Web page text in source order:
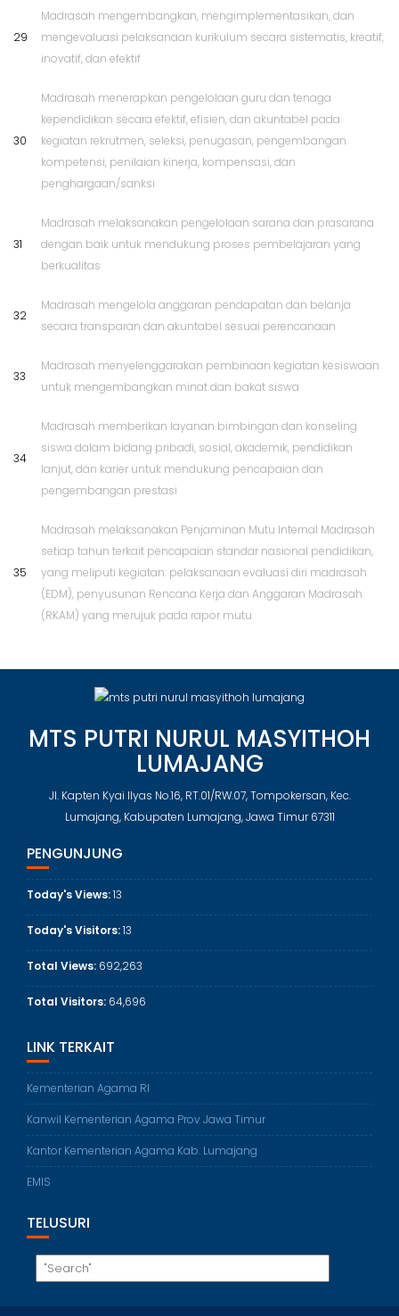
29
Madrasah mengembangkan, mengimplementasikan, dan
mengevaluasi pelaksanaan kurikulum secara sistematis, kreatif,
inovatif, dan efektif
30
Madrasah menerapkan pengelolaan guru dan tenaga
kependidikan secara efektif, efisien, dan akuntabel pada
kegiatan rekrutmen, seleksi, penugasan, pengembangan
kompetensi, penilaian kinerja, kompensasi, dan
penghargaan/sanksi
31
Madrasah melaksanakan pengelolaan sarana dan prasarana
dengan baik untuk mendukung proses pembelajaran yang
berkualitas
32
Madrasah mengelola anggaran pendapatan dan belanja
secara transparan dan akuntabel sesuai perencanaan
33
Madrasah menyelenggarakan pembinaan kegiatan kesiswaan
untuk mengembangkan minat dan bakat siswa
34
Madrasah memberikan layanan bimbingan dan konseling
siswa dalam bidang pribadi, sosial, akademik, pendidikan
lanjut, dan karier untuk mendukung pencapaian dan
pengembangan prestasi
35
Madrasah melaksanakan Penjaminan Mutu Internal Madrasah
setiap tahun terkait pencapaian standar nasional pendidikan,
yang meliputi kegiatan: pelaksanaan evaluasi diri madrasah
(EDM), penyusunan Rencana Kerja dan Anggaran Madrasah
(RKAM) yang merujuk pada rapor mutu
MTS PUTRI NURUL MASYITHOH
LUMAJANG
Jl. Kapten Kyai Ilyas No.16, RT.01/RW.07, Tompokersan, Kec.
Lumajang, Kabupaten Lumajang, Jawa Timur 67311
PENGUNJUNG
Today's Views:13
Today's Visitors:13
Total Views: 692,263
Total Visitors: 64,696
LINK TERKAIT
Kementerian Agama RI
Kanwil Kementerian Agama Prov Jawa Timur
Kantor Kementerian Agama Kab. Lumajang
EMIS
TELUSURI